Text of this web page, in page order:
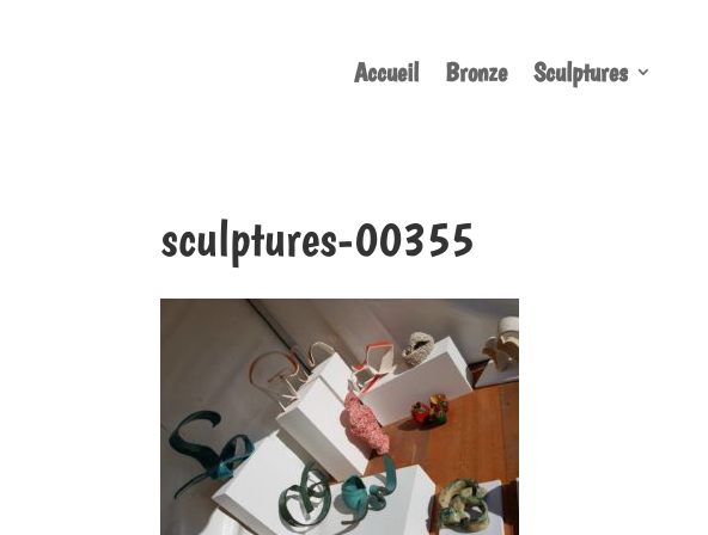
Accueil Bronze Sculptures
sculptures-00355